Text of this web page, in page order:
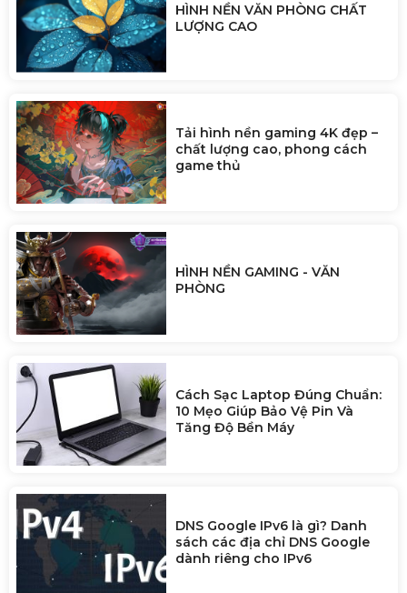
HÌNH NỀN VĂN PHÒNG CHẤT
LƯỢNG CAO
Tải hình nền gaming 4K đẹp –
chất lượng cao, phong cách
game thủ
HÌNH NỀN GAMING - VĂN
PHÒNG
Cách Sạc Laptop Đúng Chuẩn:
10 Mẹo Giúp Bảo Vệ Pin Và
Tăng Độ Bền Máy
DNS Google IPv6 là gì? Danh
sách các địa chỉ DNS Google
dành riêng cho IPv6